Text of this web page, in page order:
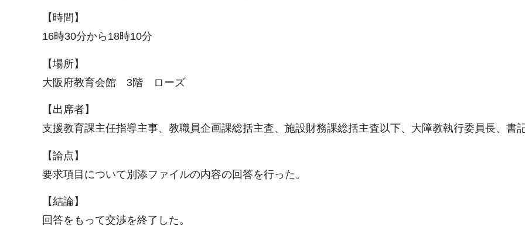
【時間】
16時30分から18時10分
【場所】
大阪府教育会館 3階 ローズ
【出席者】
支援教育課主任指導主事、教職員企画課総括主査、施設財務課総括主査以下、大障教執行委員長、書
【論点】
要求項目について別添ファイルの内容の回答を行った。
【結論】
回答をもって交渉を終了した。